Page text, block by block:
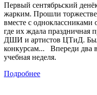
Первый сентябрьский
жарким. Прошли
вместе с
где их ждала праздничная
ДШИ и артистов ЦТиД.
конкурсам... Впереди два
учебная неделя.
Подробнее